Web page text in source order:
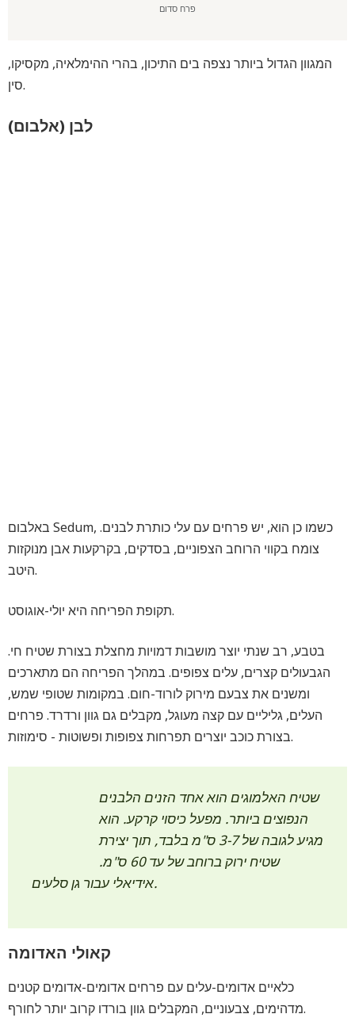
פרח סדום
המגוון הגדול ביותר נצפה בים התיכון, בהרי ההימלאיה, מקסיקו,
סין.
לבן (אלבום)
באלבום Sedum, כשמו כן הוא, יש פרחים עם עלי כותרת לבנים.
צומח בקווי הרוחב הצפוניים, בסדקים, בקרקעות אבן מנוקזות
היטב.
תקופת הפריחה היא יולי-אוגוסט.
בטבע, רב שנתי יוצר מושבות דמויות מחצלת בצורת שטיח חי.
הגבעולים קצרים, עלים צפופים. במהלך הפריחה הם מתארכים
ומשנים את צבעם מירוק לורוד-חום. במקומות שטופי שמש,
העלים, גליליים עם קצה מעוגל, מקבלים גם גוון ורדרד. פרחים
בצורת כוכב יוצרים תפרחות צפופות ופשוטות - סימוזות.
שטיח האלמוגים הוא אחד הזנים הלבנים
הנפוצים ביותר. מפעל כיסוי קרקע. הוא
מגיע לגובה של 3-7 ס"מ בלבד, תוך יצירת
שטיח ירוק ברוחב של עד 60 ס"מ.
אידיאלי עבור גן סלעים.
קאולי האדומה
כלאיים אדומים-עלים עם פרחים אדומים-אדומים קטנים
מדהימים, צבעוניים, המקבלים גוון בורדו קרוב יותר לחורף.